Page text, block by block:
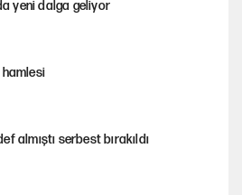
yeni dalga geliyor
almıştı serbest bırakıldı